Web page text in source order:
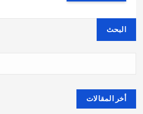
البحث
أخر المقالات